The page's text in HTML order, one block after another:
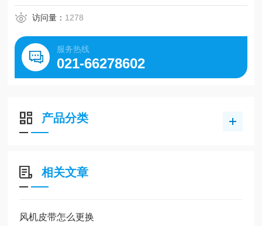
访问量： 1278
服务热线
021-66278602
产品分类
相关文章
风机皮带怎么更换